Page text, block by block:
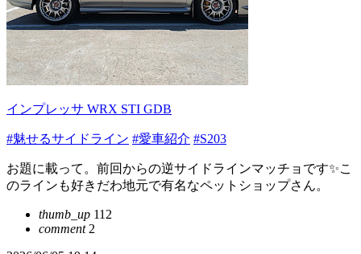
インプレッサ WRX STI GDB
#魅せるサイドライン #愛車紹介 #S203
お題に載って。前回からの逆サイドラインマッチョです✨こ
のラインも好きだわ地元で有名なペットショップさん。
thumb_up 112
comment2